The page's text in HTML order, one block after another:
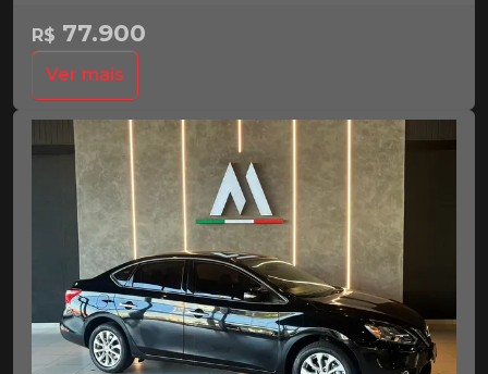
R$ 77.900
Ver mais